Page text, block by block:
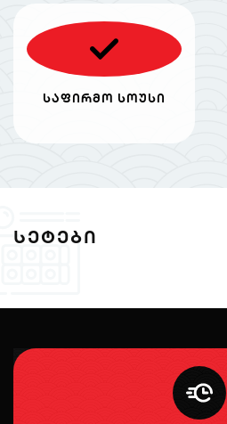
საფირმო სოუსი
ᲡᲔᲢᲔᲑᲘ